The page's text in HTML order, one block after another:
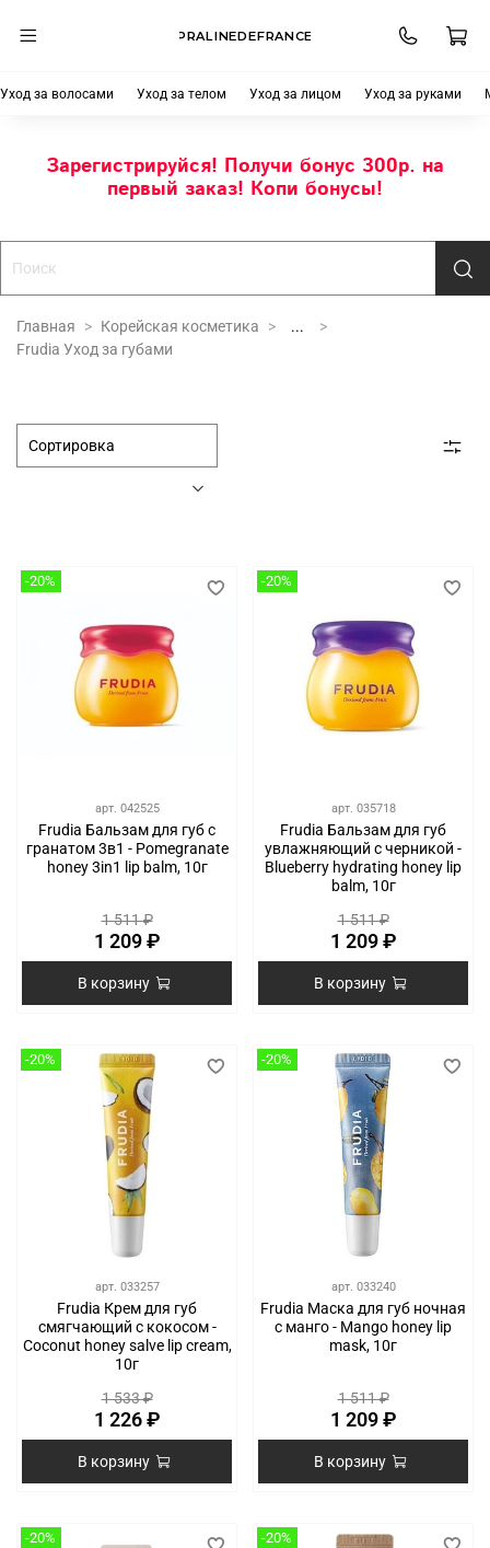
PRALINEDEFRANCE
Уход за волосами Уход за телом Уход за лицом Уход за руками
Зарегистрируйся! Получи бонус 300р. на
первый заказ! Копи бонусы!
Главная Корейская косметика
...
Frudia Уход за губами
-20%
арт. 042525
Frudia Бальзам для губ с
гранатом 3в1 - Pomegranate
honey 3in1 lip balm, 10г
1 511 ₽
1 209 ₽
В корзину
-20%
арт. 035718
Frudia Бальзам для губ
увлажняющий с черникой -
Blueberry hydrating honey lip
balm, 10г
1 511 ₽
1 209 ₽
В корзину
-20%
арт. 033257
Frudia Крем для губ
смягчающий с кокосом -
Coconut honey salve lip cream,
10г
1 533 ₽
1 226 ₽
В корзину
-20%
арт. 033240
Frudia Маска для губ ночная
с манго - Mango honey lip
mask, 10г
1 511 ₽
1 209 ₽
В корзину
-20% -20%